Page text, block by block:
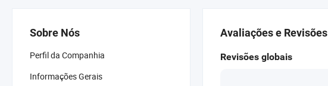
Sobre Nós
Perfil da Companhia
Informações Gerais
Avaliações e Revisões
Revisões globais